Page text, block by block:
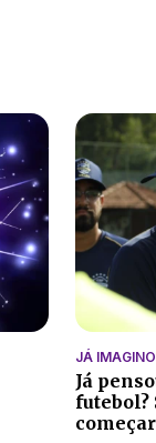
JÁ
Já
futebol?